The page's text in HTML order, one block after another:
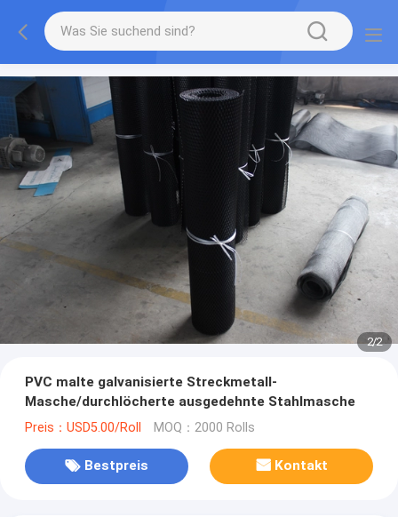
2/2
PVC malte galvanisierte Streckmetall-
Masche/durchlöcherte ausgedehnte Stahlmasche
Preis：USD5.00/Roll MOQ：2000 Rolls
Bestpreis Kontakt